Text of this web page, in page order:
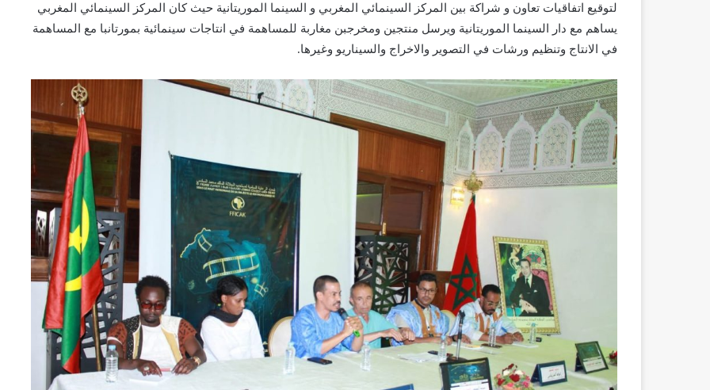
لتوقيع اتفاقيات تعاون و شراكة بين المركز السينمائي المغربي و السينما الموريتانية حيث كان المركز السينمائي المغربي
يساهم مع دار السينما الموريتانية ويرسل منتجين ومخرجبن مغاربة للمساهمة في انتاجات سينمائية بمورتانبا مع المساهمة
في الانتاج وتنظيم ورشات في التصوير والاخراج والسيناريو وغيرها.